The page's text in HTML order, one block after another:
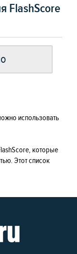
FlashScore
использовать
которые
Этот список